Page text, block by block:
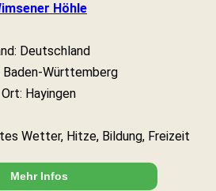
Höhle
Deutschland
Baden-Württemberg
Ort: Hayingen
Wetter, Hitze, Bildung, Freizeit
Mehr Infos